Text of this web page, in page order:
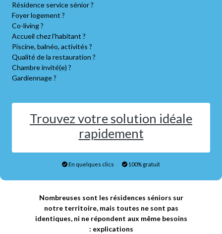
Résidence service sénior ?
Foyer logement ?
Co-living ?
Accueil chez l’habitant ?
Piscine, balnéo, activités ?
Qualité de la restauration ?
Chambre invité(e) ?
Gardiennage ?
Trouvez votre solution idéale
rapidement
En quelques clics 100% gratuit
Nombreuses sont les résidences séniors sur
notre territoire, mais toutes ne sont pas
identiques, ni ne répondent aux même besoins
: explications